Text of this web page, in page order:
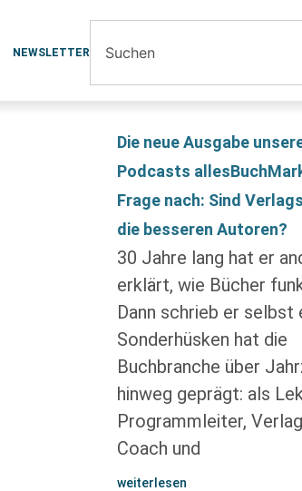
NEWSLETTER
Die neue Ausgabe
Podcasts
Frage nach: Sind
die besseren Autoren?
30 Jahre lang hat er
erklärt, wie Bücher
Dann schrieb er selbst
Sonderhüsken hat die
Buchbranche über
hinweg geprägt: als
Programmleiter,
Coach und
weiterlesen